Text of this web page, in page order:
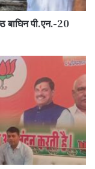
बाघिन पी.एन.-20